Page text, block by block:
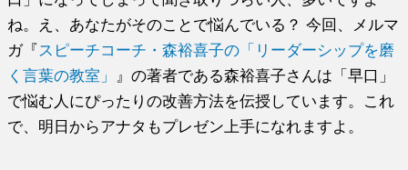
ね。え、あなたがそのことで悩んでいる？ 今回、メルマ
ガ『 スピーチコーチ・森裕喜子の「リーダーシップを磨
く言葉の教室」
』の著者である森裕喜子さんは「早口」
で悩む人にぴったりの改善方法を伝授しています。これ
で、明日からアナタもプレゼン上手になれますよ。